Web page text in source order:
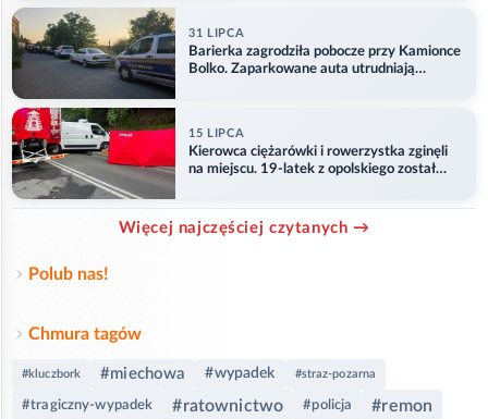
31 LIPCA
Barierka zagrodziła pobocze przy Kamionce
Bolko. Zaparkowane auta utrudniają
15 LIPCA
Kierowca ciężarówki i rowerzystka zginęli
na miejscu. 19-latek z opolskiego został
Więcej najczęściej czytanych →
Polub nas!
Chmura tagów
#kluczbork #miechowa #wypadek #straz-pozarna
#tragiczny-wypadek #ratownictwo #policja #remon